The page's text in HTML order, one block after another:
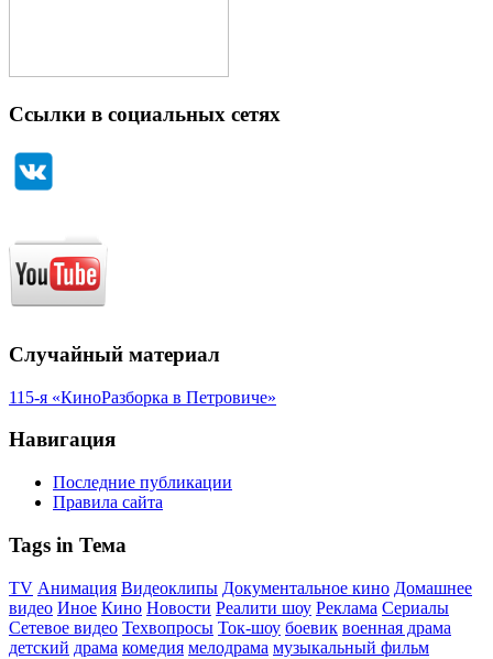
Ссылки в социальных сетях
Случайный материал
115-я «КиноРазборка в Петровиче»
Навигация
Последние публикации
Правила сайта
Tags in Тема
TV Анимация Видеоклипы Документальное кино Домашнее
видео Иное Кино Новости Реалити шоу Реклама Сериалы
Сетевое видео Техвопросы Ток-шоу боевик военная драма
детский драма комедия мелодрама музыкальный фильм